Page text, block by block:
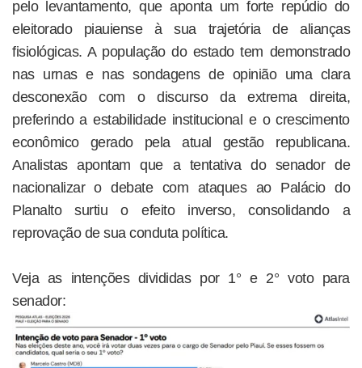
pelo levantamento, que aponta um forte repúdio do
eleitorado piauiense à sua trajetória de alianças
fisiológicas. A população do estado tem demonstrado
nas urnas e nas sondagens de opinião uma clara
desconexão com o discurso da extrema direita,
preferindo a estabilidade institucional e o crescimento
econômico gerado pela atual gestão republicana.
Analistas apontam que a tentativa do senador de
nacionalizar o debate com ataques ao Palácio do
Planalto surtiu o efeito inverso, consolidando a
reprovação de sua conduta política.
Veja as intenções divididas por 1° e 2° voto para
senador: